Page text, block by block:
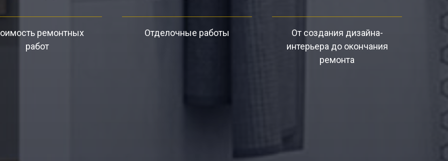
ремонтных
работ
Отделочные работы
От создания дизайна-
интерьера до окончания
ремонта